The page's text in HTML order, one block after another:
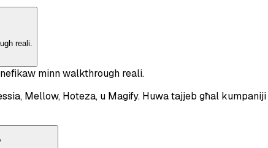
reali.
minn walkthrough reali.
Mellow, Hoteza, u Magify. Huwa tajjeb għal